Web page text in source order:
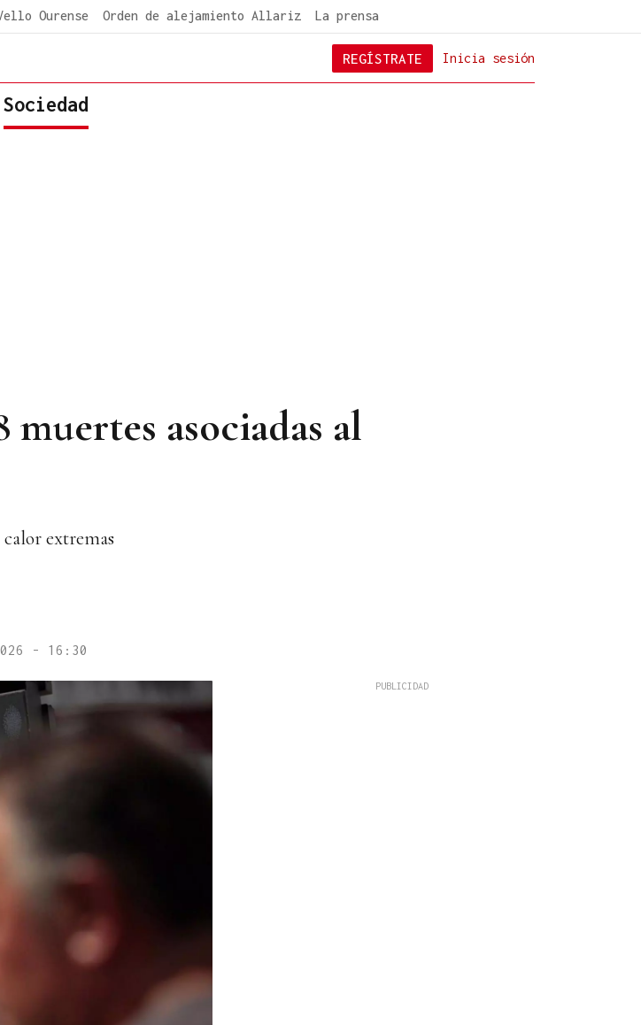
Ourense Orden de alejamiento Allariz La prensa
Inicia sesión
REGÍSTRATE
Sociedad
asociadas al
calor extremas
- 16:30